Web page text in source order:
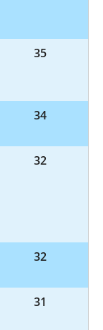
35
34
32
32
31